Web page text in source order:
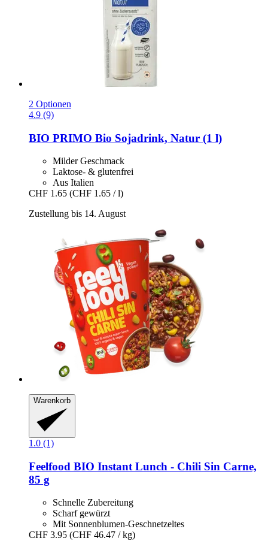
2 Optionen
4.9 (9)
BIO PRIMO Bio Sojadrink, Natur (1 l)
Milder Geschmack
Laktose- & glutenfrei
Aus Italien
CHF 1.65 (CHF 1.65 / l)
Zustellung bis 14. August
Warenkorb
1.0 (1)
Feelfood BIO Instant Lunch -​ Chili Sin Carne,
85 g
Schnelle Zubereitung
Scharf gewürzt
Mit Sonnenblumen-Geschnetzeltes
CHF 3.95 (CHF 46.47 / kg)